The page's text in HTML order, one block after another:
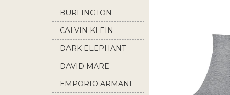
BURLINGTON
CALVIN KLEIN
DARK ELEPHANT
DAVID MARE
EMPORIO ARMANI